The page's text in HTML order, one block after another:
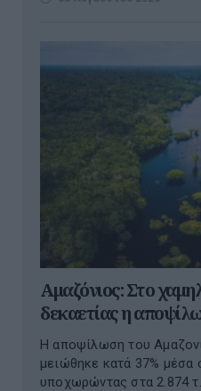
Αμαζόνιος: Στο
δεκαετίας η
Η αποψίλωση του
μειώθηκε κατά 37% μέσα
υποχωρώντας στα 2.874